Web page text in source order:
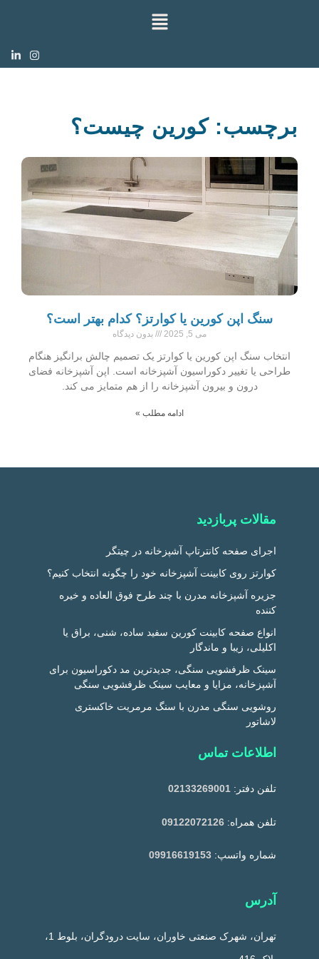
برچسب: کورین چیست؟
سنگ اپن کورین یا کوارتز؟ کدام بهتر است؟
می 5, 2025 بدون دیدگاه
انتخاب سنگ اپن کورین یا کوارتز یک تصمیم چالش برانگیز هنگام
طراحی یا تغییر دکوراسیون آشپزخانه است. اپن آشپزخانه فضای
درون و بیرون آشپزخانه را از هم متمایز می کند.
ادامه مطلب »
مقالات پربازدید
اجرای صفحه کانترتاپ آشپزخانه در چیتگر
کوارتز روی کابینت آشپزخانه خود را چگونه انتخاب کنیم؟
جزیره آشپزخانه مدرن با چند طرح فوق العاده و خیره
کننده
انواع صفحه کابینت کورین سفید ساده، شنی، براق یا
اکلیلی، زیبا و ماندگار
سینک ظرفشویی سنگی، جدیدترین مد دکوراسیون برای
آشپزخانه، مزایا و معایب سینک ظرفشویی سنگی
روشویی سنگی مدرن با سنگ مرمریت خاکستری
لاشاتور
اطلاعات تماس
تلفن دفتر: 02133269001
تلفن همراه: 09122072126
شماره واتسپ: 09916619153
آدرس
تهران، شهرک صنعتی خاوران، سایت درودگران، بلوط 1،